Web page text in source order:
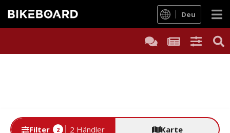
Deu
Filter 2 2 Händler Karte